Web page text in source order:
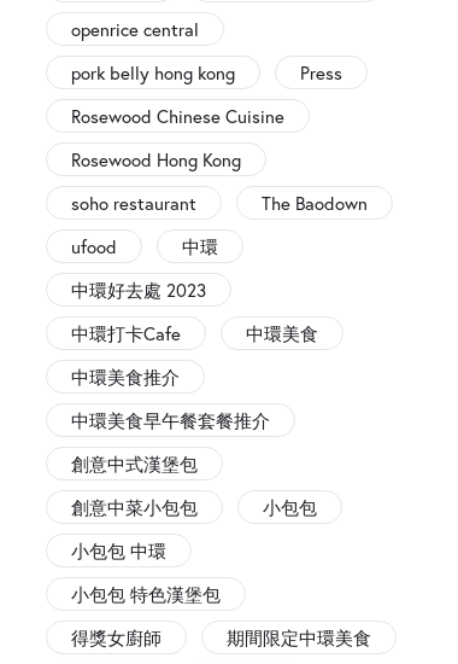
openrice central
pork belly hong kong
Press
Rosewood Chinese Cuisine
Rosewood Hong Kong
soho restaurant
The Baodown
ufood
中環
中環好去處 2023
中環打卡Cafe
中環美食
中環美食推介
中環美食早午餐套餐推介
創意中式漢堡包
創意中菜小包包
小包包
小包包 中環
小包包 特色漢堡包
得獎女廚師
期間限定中環美食